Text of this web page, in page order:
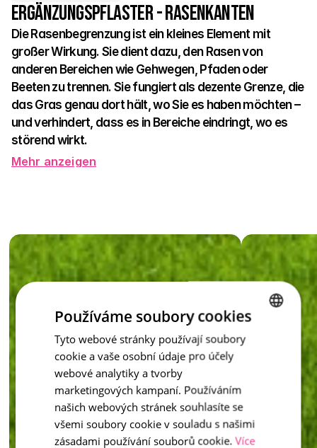
Ergänzungspflaster - Rasenkanten
Die Rasenbegrenzung ist ein kleines Element mit
großer Wirkung. Sie dient dazu, den Rasen von
anderen Bereichen wie Gehwegen, Pfaden oder
Beeten zu trennen. Sie fungiert als dezente Grenze, die
das Gras genau dort hält, wo Sie es haben möchten –
und verhindert, dass es in Bereiche eindringt, wo es
störend wirkt.
Sie trägt zu einem sauberen und ästhetischen
Materialien – Mulch, Erde, Kies – und sorgt dafür, dass jedes
Element im Garten genau an seinem Platz bleibt. Die
Begrenzung ist in fünf Farbtönen erhältlich: Natürlich, Sand,
Rot, Braun und Anthrazit, sodass Sie auch die Farbgebung
des Gesamten leicht abstimmen können.
Ein kleines Detail, das einen perfekten Eindruck schafft – die
Rasenbegrenzung. Der Garten wird Sie dafür loben.
Mehr anzeigen
Inspiration - Rasenkanten
CZECH
Používáme soubory cookies
Tyto webové stránky používají soubory
cookie a vaše osobní údaje pro účely
webové analytiky a tvorby
marketingových kampaní. Používáním
našich webových stránek souhlasíte se
všemi soubory cookie v souladu s našimi
zásadami používání souborů cookie. Více